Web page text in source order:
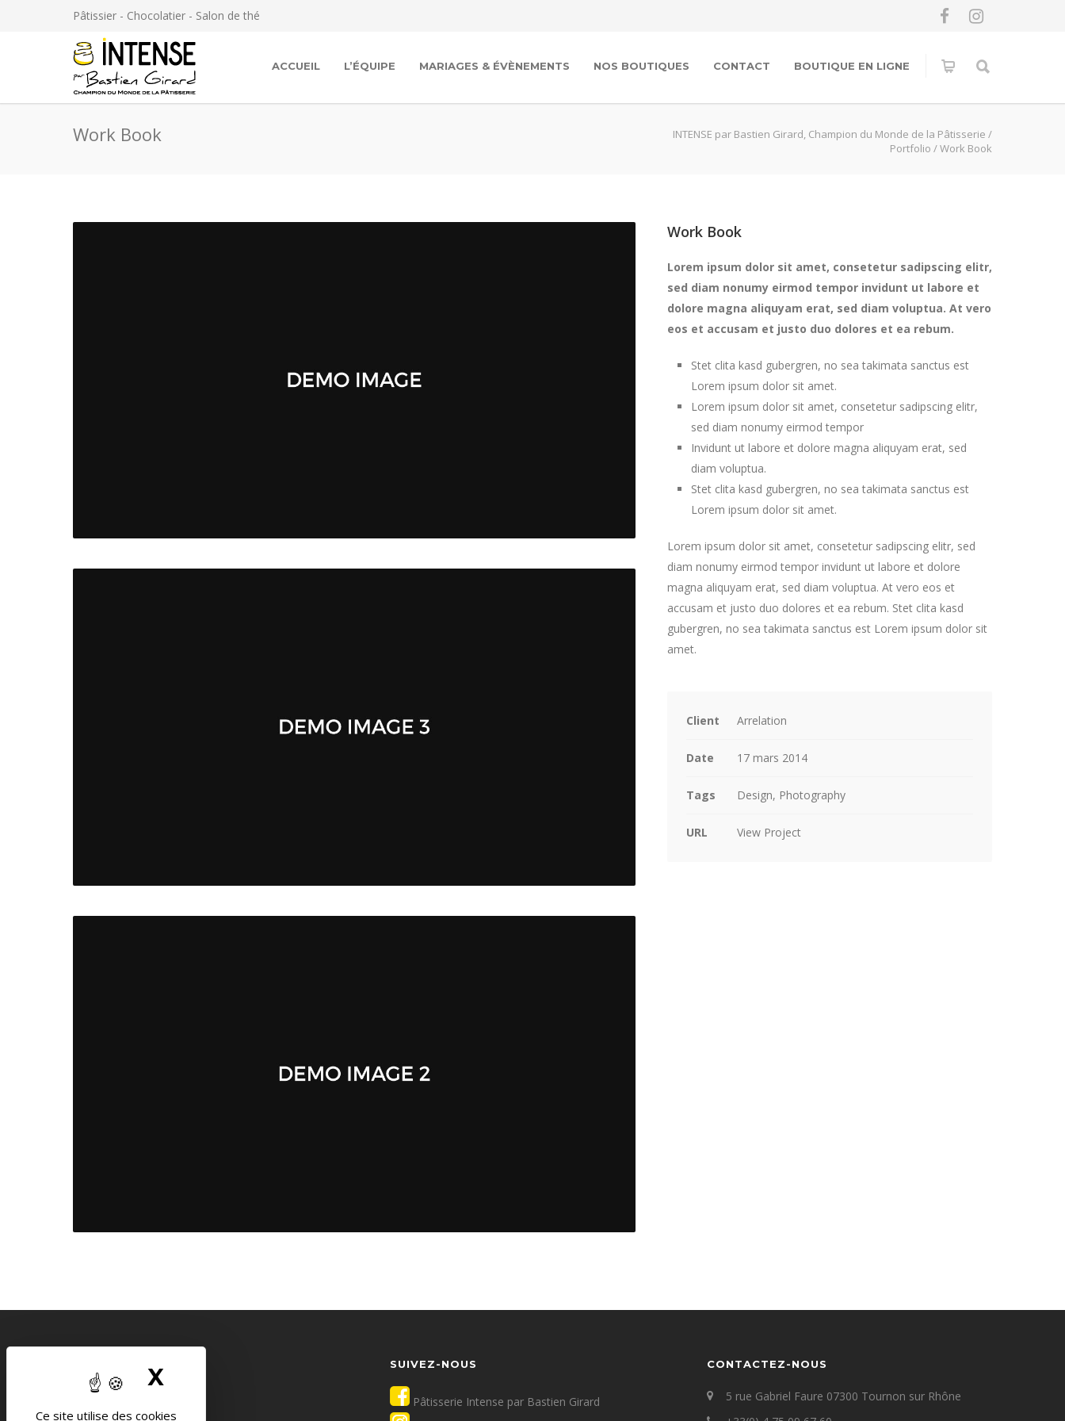
Panneau de gestion des cookies
Ce site utilise des cookies
X MASQUER LE BANDEAU DES COOKIES
Pâtissier - Chocolatier - Salon de thé
ACCUEIL L’ÉQUIPE MARIAGES & ÉVÈNEMENTS NOS BOUTIQUES CONTACT BOUTIQUE EN LIGNE
Work Book INTENSE par Bastien Girard, Champion du Monde de la Pâtisserie /
Portfolio /Work Book
Work Book
Lorem ipsum dolor sit amet, consetetur sadipscing elitr,
sed diam nonumy eirmod tempor invidunt ut labore et
dolore magna aliquyam erat, sed diam voluptua. At vero
eos et accusam et justo duo dolores et ea rebum.
Stet clita kasd gubergren, no sea takimata sanctus est
Lorem ipsum dolor sit amet.
Lorem ipsum dolor sit amet, consetetur sadipscing elitr,
sed diam nonumy eirmod tempor
Invidunt ut labore et dolore magna aliquyam erat, sed
diam voluptua.
Stet clita kasd gubergren, no sea takimata sanctus est
Lorem ipsum dolor sit amet.
Lorem ipsum dolor sit amet, consetetur sadipscing elitr, sed
diam nonumy eirmod tempor invidunt ut labore et dolore
magna aliquyam erat, sed diam voluptua. At vero eos et
accusam et justo duo dolores et ea rebum. Stet clita kasd
gubergren, no sea takimata sanctus est Lorem ipsum dolor sit
amet.
Client Arrelation
Date 17 mars 2014
Tags Design, Photography
URL View Project
Mentions légales
CGV
SUIVEZ-NOUS
Pâtisserie Intense par Bastien Girard
CONTACTEZ-NOUS
5 rue Gabriel Faure 07300 Tournon sur Rhône